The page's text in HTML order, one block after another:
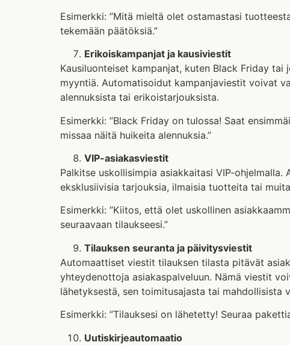
Esimerkki: ”Mitä mieltä olet ostamastasi
tekemään päätöksiä.”
Erikoiskampanjat ja kausiviestit
Kausiluonteiset kampanjat, kuten Black Friday
myyntiä. Automatisoidut kampanjaviestit voivat
alennuksista tai erikoistarjouksista.
Esimerkki: ”Black Friday on tulossa! Saat
missaa näitä huikeita alennuksia.”
VIP-asiakasviestit
Palkitse uskollisimpia asiakkaitasi VIP-
eksklusiivisia tarjouksia, ilmaisia tuotteita tai
Esimerkki: ”Kiitos, että olet uskollinen
seuraavaan tilaukseesi.”
Tilauksen seuranta ja päivitysviestit
Automaattiset viestit tilauksen tilasta pitävät
yhteydenottoja asiakaspalveluun. Nämä viestit
lähetyksestä, sen toimitusajasta tai mahdollisista
Esimerkki: ”Tilauksesi on lähetetty! Seuraa
Uutiskirjeautomaatio